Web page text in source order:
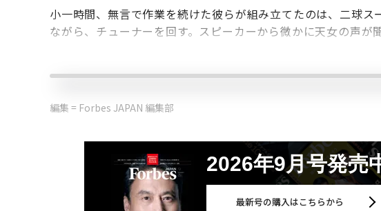
小一時間、無言で作業を続けた彼らが組み立てたのは、二球
ながら、チューナーを回す。スピーカーから微かに天女の声が
編集 = Forbes JAPAN 編集部
2026年9月号発売
最新号の購入はこちらから